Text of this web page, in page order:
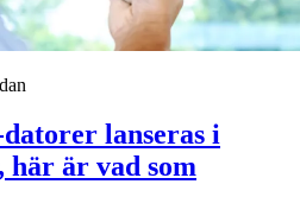
lanseras i
här är vad som